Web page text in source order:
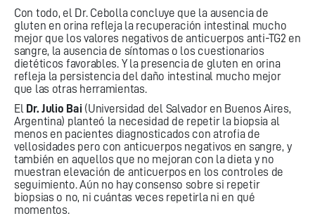
Con todo, el Dr. Cebolla concluye que la ausencia de
gluten en orina refleja la recuperación intestinal mucho
mejor que los valores negativos de anticuerpos anti-TG2 en
sangre, la ausencia de síntomas o los cuestionarios
dietéticos favorables. Y la presencia de gluten en orina
refleja la persistencia del daño intestinal mucho mejor
que las otras herramientas.
El Dr. Julio Bai(Universidad del Salvador en Buenos Aires,
Argentina) planteó la necesidad de repetir la biopsia al
menos en pacientes diagnosticados con atrofia de
vellosidades pero con anticuerpos negativos en sangre, y
también en aquellos que no mejoran con la dieta y no
muestran elevación de anticuerpos en los controles de
seguimiento. Aún no hay consenso sobre si repetir
biopsias o no, ni cuántas veces repetirla ni en qué
momentos.